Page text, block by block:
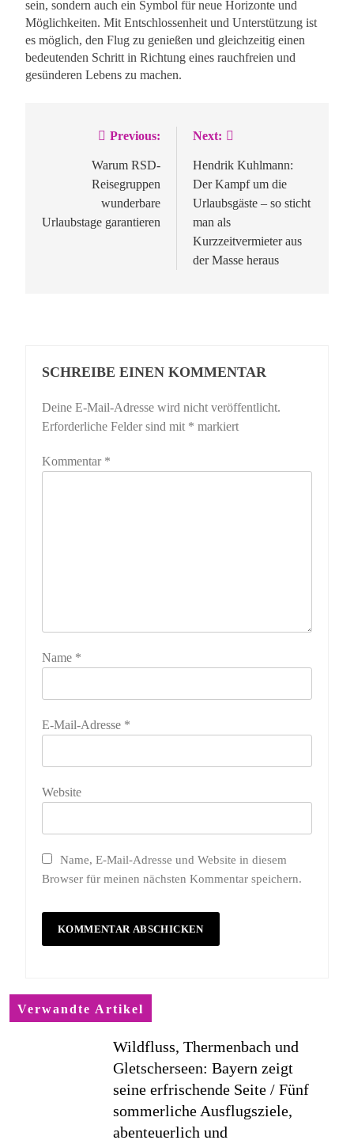
sein, sondern auch ein Symbol für neue Horizonte und
Möglichkeiten. Mit Entschlossenheit und Unterstützung ist
es möglich, den Flug zu genießen und gleichzeitig einen
bedeutenden Schritt in Richtung eines rauchfreien und
gesünderen Lebens zu machen.
Beitragsnavigation
Previous:
Warum RSD-
Reisegruppen
wunderbare
Urlaubstage garantieren
Next:
Hendrik Kuhlmann:
Der Kampf um die
Urlaubsgäste – so sticht
man als
Kurzzeitvermieter aus
der Masse heraus
SCHREIBE EINEN KOMMENTAR
Deine E-Mail-Adresse wird nicht veröffentlicht.
Erforderliche Felder sind mit * markiert
Kommentar *
Name *
E-Mail-Adresse *
Website
Name, E-Mail-Adresse und Website in diesem
Browser für meinen nächsten Kommentar speichern.
Verwandte Artikel
Wildfluss, Thermenbach und
Gletscherseen: Bayern zeigt
seine erfrischende Seite / Fünf
sommerliche Ausflugsziele,
abenteuerlich und